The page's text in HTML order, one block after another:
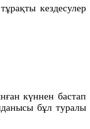
кездесулер
күннен бастап
бұл туралы